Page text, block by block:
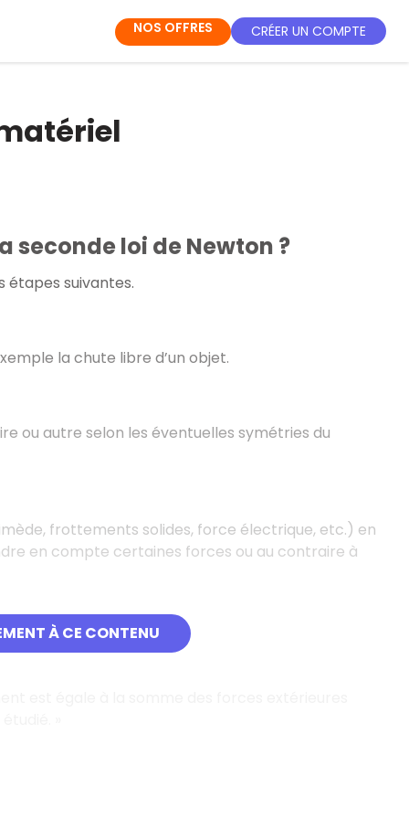
NOS OFFRES CRÉER UN COMPTE
À CE CONTENU
seconde loi de Newton ?
étapes suivantes.
la chute libre d’un objet.
ou autre selon les éventuelles symétries du
frottements solides, force électrique, etc.) en
en compte certaines forces ou au contraire à